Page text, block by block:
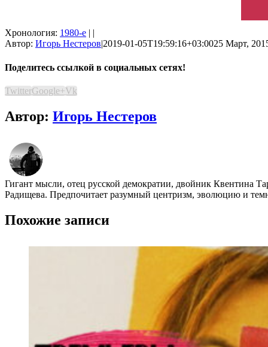
Хронология: 1980-е | |
Автор: Игорь Нестеров|2019-01-05T19:59:16+03:0025 Март,
Поделитесь ссылкой в социальных сетях!
TwitterGoogle+Vk
Автор: Игорь Нестеров
Гигант мысли, отец русской демократии, двойник Квентина
Радищева. Предпочитает разумный центризм, эволюцию и
Похожие записи